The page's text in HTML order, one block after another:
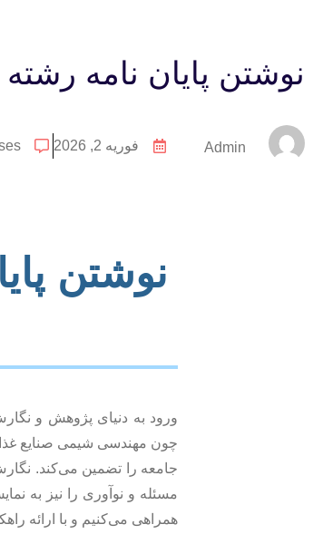
نوشتن پایان نامه
Admin فوریه 2, 2026
نوشتن
ورود به دنیای پژوهش و
چون مهندسی شیمی صنایع
جامعه را تضمین می‌کند.
مسئله و نوآوری را نیز به
همراهی می‌کنیم و با ارائه